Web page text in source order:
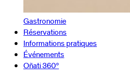
Gastronomie
Réservations
Informations pratiques
Événements
Oñati 360º